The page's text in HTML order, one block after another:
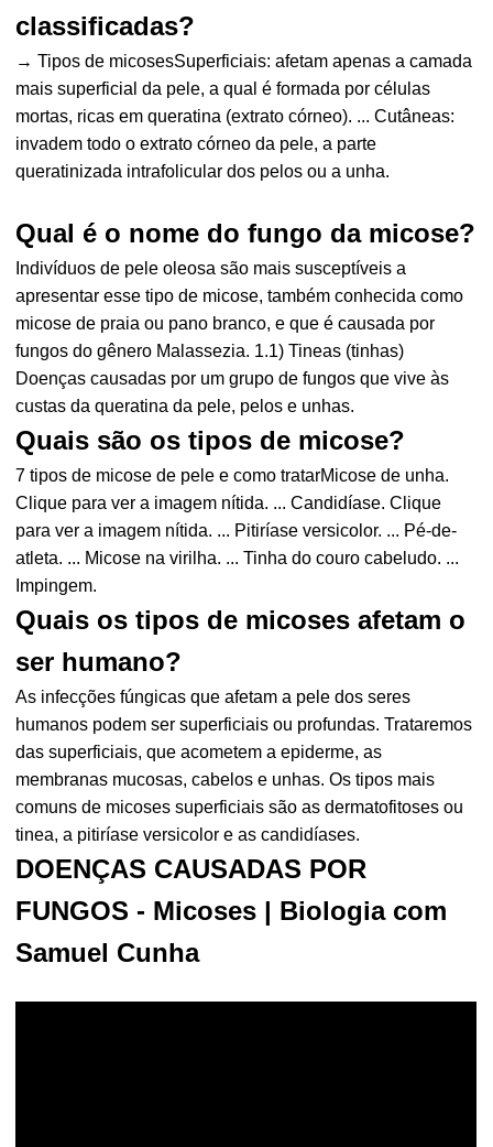
classificadas?
→ Tipos de micosesSuperficiais: afetam apenas a camada
mais superficial da pele, a qual é formada por células
mortas, ricas em queratina (extrato córneo). ... Cutâneas:
invadem todo o extrato córneo da pele, a parte
queratinizada intrafolicular dos pelos ou a unha.
Qual é o nome do fungo da micose?
Indivíduos de pele oleosa são mais susceptíveis a
apresentar esse tipo de micose, também conhecida como
micose de praia ou pano branco, e que é causada por
fungos do gênero Malassezia. 1.1) Tineas (tinhas)
Doenças causadas por um grupo de fungos que vive às
custas da queratina da pele, pelos e unhas.
Quais são os tipos de micose?
7 tipos de micose de pele e como tratarMicose de unha.
Clique para ver a imagem nítida. ... Candidíase. Clique
para ver a imagem nítida. ... Pitiríase versicolor. ... Pé-de-
atleta. ... Micose na virilha. ... Tinha do couro cabeludo. ...
Impingem.
Quais os tipos de micoses afetam o
ser humano?
As infecções fúngicas que afetam a pele dos seres
humanos podem ser superficiais ou profundas. Trataremos
das superficiais, que acometem a epiderme, as
membranas mucosas, cabelos e unhas. Os tipos mais
comuns de micoses superficiais são as dermatofitoses ou
tinea, a pitiríase versicolor e as candidíases.
DOENÇAS CAUSADAS POR
FUNGOS - Micoses | Biologia com
Samuel Cunha